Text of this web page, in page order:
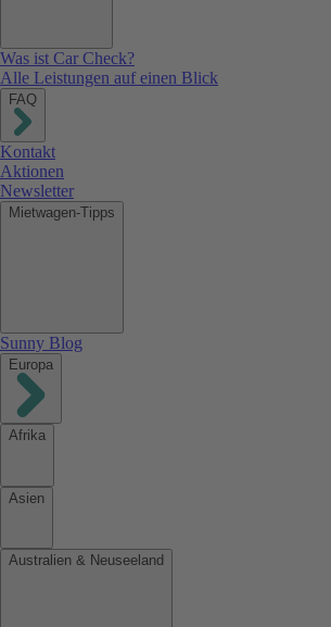
Was ist Car Check?
Alle Leistungen auf einen Blick
FAQ
Kontakt
Aktionen
Newsletter
Mietwagen-Tipps
Sunny Blog
Europa
Afrika
Asien
Australien & Neuseeland